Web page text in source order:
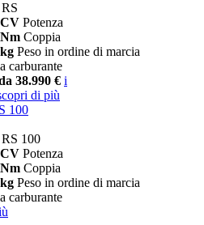
Potenza
Coppia
Peso in ordine di marcia
carburante
38.990 € i
di più
100
100
Potenza
Coppia
Peso in ordine di marcia
carburante